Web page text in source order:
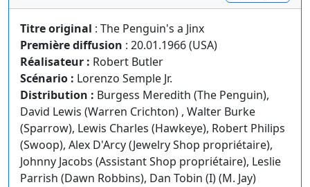
Titre original : The Penguin's a Jinx
Première diffusion : 20.01.1966 (USA)
Réalisateur : Robert Butler
Scénario : Lorenzo Semple Jr.
Distribution : Burgess Meredith (The Penguin),
David Lewis (Warren Crichton) , Walter Burke
(Sparrow), Lewis Charles (Hawkeye), Robert Philips
(Swoop), Alex D'Arcy (Jewelry Shop propriétaire),
Johnny Jacobs (Assistant Shop propriétaire), Leslie
Parrish (Dawn Robbins), Dan Tobin (I) (M. Jay)